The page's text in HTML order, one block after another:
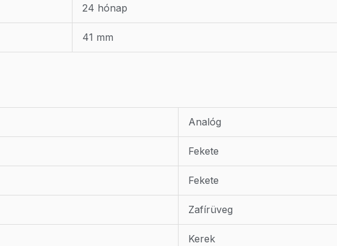
24 hónap
41 mm
Analóg
Fekete
Fekete
Zafírüveg
Kerek